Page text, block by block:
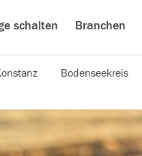
schalten Branchen
Bodenseekreis